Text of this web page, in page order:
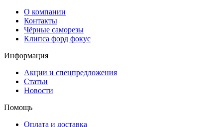
О компании
Контакты
Чёрные саморезы
Клипса форд фокус
Информация
Акции и спецпредложения
Статьи
Новости
Помощь
Оплата и доставка